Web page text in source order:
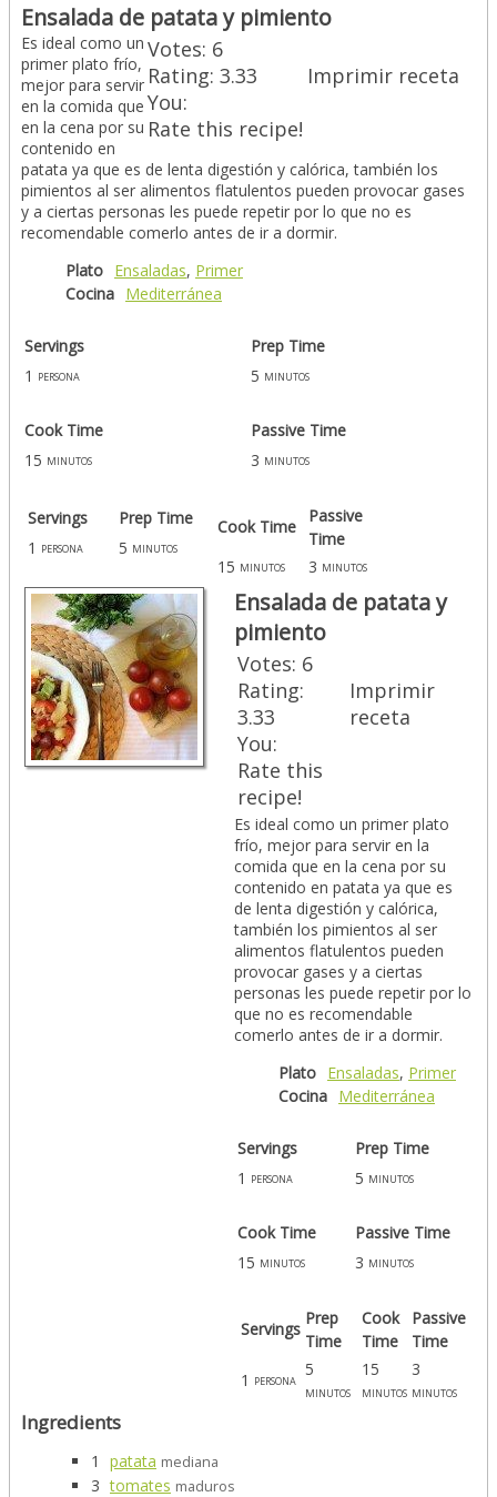
Ensalada de patata y pimiento
Votes: 6
Rating: 3.33
You:
Rate this recipe!
Imprimir receta
Es ideal como un
primer plato frío,
mejor para servir
en la comida que
en la cena por su
contenido en
patata ya que es de lenta digestión y calórica, también los
pimientos al ser alimentos flatulentos pueden provocar gases
y a ciertas personas les puede repetir por lo que no es
recomendable comerlo antes de ir a dormir.
Plato Ensaladas, Primer
Cocina Mediterránea
Servings
Prep Time
1 persona 5 minutos
Cook Time
Passive Time
15 minutos 3 minutos
Servings
Prep Time
1 persona 5 minutos
Cook Time
Passive
Time
15 minutos 3 minutos
Ensalada de patata y
pimiento
Votes: 6
Rating:
3.33
You:
Rate this
recipe!
Imprimir
receta
Es ideal como un primer plato
frío, mejor para servir en la
comida que en la cena por su
contenido en patata ya que es
de lenta digestión y calórica,
también los pimientos al ser
alimentos flatulentos pueden
provocar gases y a ciertas
personas les puede repetir por lo
que no es recomendable
comerlo antes de ir a dormir.
Plato Ensaladas, Primer
Cocina Mediterránea
Servings
Prep Time
1 persona 5 minutos
Cook Time
Passive Time
15 minutos 3 minutos
Servings
Prep
Time
1 persona
5
minutos
Cook
Time
Passive
Time
15
minutos
3
minutos
Ingredients
1 patata mediana
3 tomates maduros